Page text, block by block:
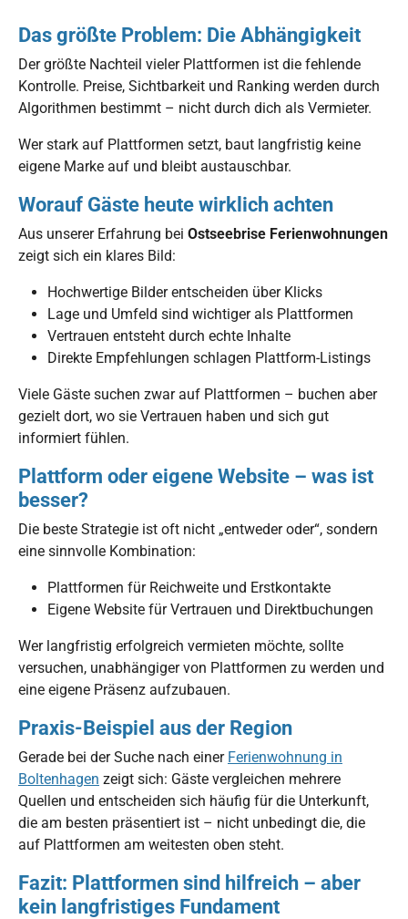
Das größte Problem: Die Abhängigkeit
Der größte Nachteil vieler Plattformen ist die fehlende
Kontrolle. Preise, Sichtbarkeit und Ranking werden durch
Algorithmen bestimmt – nicht durch dich als Vermieter.
Wer stark auf Plattformen setzt, baut langfristig keine
eigene Marke auf und bleibt austauschbar.
Worauf Gäste heute wirklich achten
Aus unserer Erfahrung bei Ostseebrise Ferienwohnungen
zeigt sich ein klares Bild:
Hochwertige Bilder entscheiden über Klicks
Lage und Umfeld sind wichtiger als Plattformen
Vertrauen entsteht durch echte Inhalte
Direkte Empfehlungen schlagen Plattform-Listings
Viele Gäste suchen zwar auf Plattformen – buchen aber
gezielt dort, wo sie Vertrauen haben und sich gut
informiert fühlen.
Plattform oder eigene Website – was ist
besser?
Die beste Strategie ist oft nicht „entweder oder“, sondern
eine sinnvolle Kombination:
Plattformen für Reichweite und Erstkontakte
Eigene Website für Vertrauen und Direktbuchungen
Wer langfristig erfolgreich vermieten möchte, sollte
versuchen, unabhängiger von Plattformen zu werden und
eine eigene Präsenz aufzubauen.
Praxis-Beispiel aus der Region
Gerade bei der Suche nach einer Ferienwohnung in
Boltenhagen zeigt sich: Gäste vergleichen mehrere
Quellen und entscheiden sich häufig für die Unterkunft,
die am besten präsentiert ist – nicht unbedingt die, die
auf Plattformen am weitesten oben steht.
Fazit: Plattformen sind hilfreich – aber
kein langfristiges Fundament